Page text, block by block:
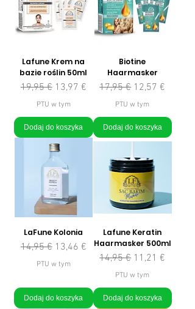
Lafune Krem na
bazie roślin 50ml
Regularna cena
19,95 € Cena rabatowa
13,97 €
PTU w tym
Dodaj do koszyka
Biotine
Haarmasker
Regularna cena
17,95 € Cena rabatowa
12,57 €
PTU w tym
Dodaj do koszyka
LaFune Kolonia
Regularna cena
14,95 € Cena rabatowa
13,46 €
PTU w tym
Dodaj do koszyka
Lafune Keratin
Haarmasker 500ml
Regularna cena
14,95 € Cena rabatowa
11,21 €
PTU w tym
Dodaj do koszyka